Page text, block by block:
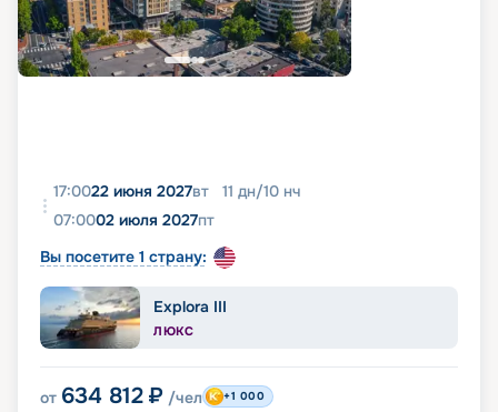
17:0022 июня 2027вт 11 дн/10 нч
07:0002 июля 2027пт
Вы посетите 1 страну:
Explora III
ЛЮКС
от 634 812 ₽ /чел +1 000